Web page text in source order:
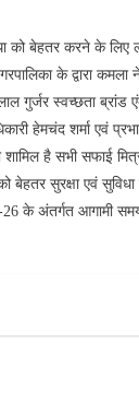
को बेहतर करने के
के द्वारा
गुर्जर स्वच्छता ब्रांड
हेमचंद शर्मा एवं
है सभी सफाई
बेहतर सुरक्षा एवं
के अंतर्गत आगामी